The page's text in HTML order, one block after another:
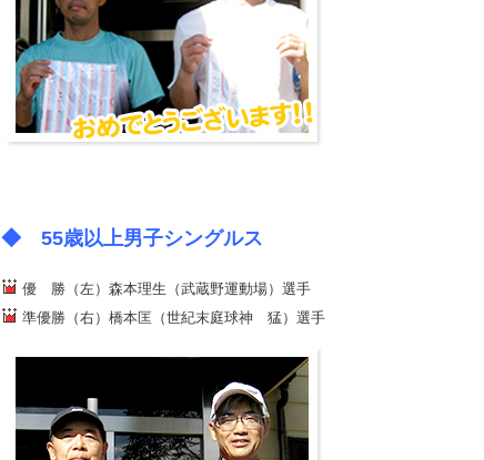
◆ 55歳以上男子シングルス
優 勝（左）森本理生（武蔵野運動場）選手
準優勝（右）橋本匡（世紀末庭球神 猛）選手